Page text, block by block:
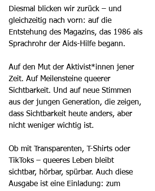
Diesmal blicken wir zurück – und
gleichzeitig nach vorn: auf die
Entstehung des Magazins, das 1986 als
Sprachrohr der Aids-Hilfe begann.
Auf den Mut der Aktivist*innen jener
Zeit. Auf Meilensteine queerer
Sichtbarkeit. Und auf neue Stimmen
aus der jungen Generation, die zeigen,
dass Sichtbarkeit heute anders, aber
nicht weniger wichtig ist.
Ob mit Transparenten, T-Shirts oder
TikToks – queeres Leben bleibt
sichtbar, hörbar, spürbar. Auch diese
Ausgabe ist eine Einladung: zum